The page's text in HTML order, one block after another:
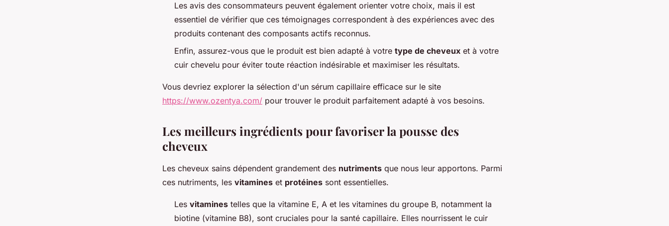
Les avis des consommateurs peuvent également orienter votre choix, mais il est
essentiel de vérifier que ces témoignages correspondent à des expériences avec des
produits contenant des composants actifs reconnus.
Enfin, assurez-vous que le produit est bien adapté à votre type de cheveux et à votre
cuir chevelu pour éviter toute réaction indésirable et maximiser les résultats.
Vous devriez explorer la sélection d'un sérum capillaire efficace sur le site
https://www.ozentya.com/ pour trouver le produit parfaitement adapté à vos besoins.
Les meilleurs ingrédients pour favoriser la pousse des
cheveux
Les cheveux sains dépendent grandement des nutriments que nous leur apportons. Parmi
ces nutriments, les vitamines et protéines sont essentielles.
Les vitamines telles que la vitamine E, A et les vitamines du groupe B, notamment la
biotine (vitamine B8), sont cruciales pour la santé capillaire. Elles nourrissent le cuir